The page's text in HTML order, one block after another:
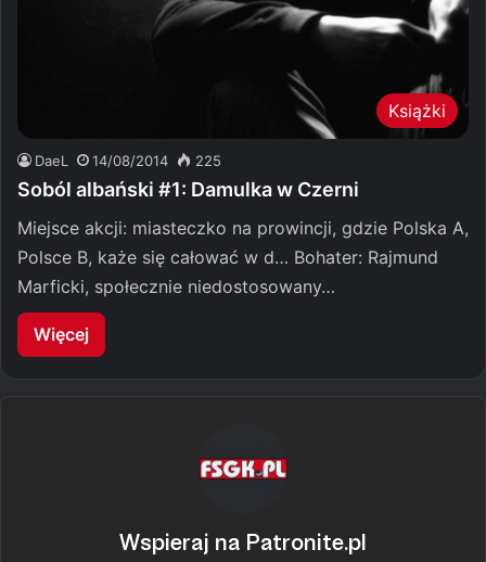
Książki
DaeL 14/08/2014 225
Soból albański #1: Damulka w Czerni
Miejsce akcji: miasteczko na prowincji, gdzie Polska A,
Polsce B, każe się całować w d… Bohater: Rajmund
Marficki, społecznie niedostosowany…
Więcej